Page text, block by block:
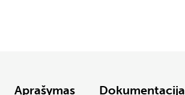
Aprašymas Dokumentacija